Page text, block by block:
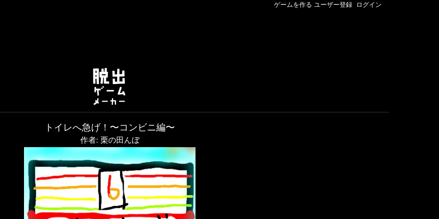
ゲームを作る ユーザー登録 ログイン
トイレへ急げ！〜コンビニ編〜
作者: 栗の田んぼ